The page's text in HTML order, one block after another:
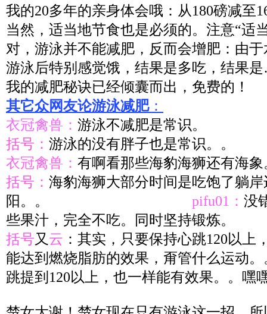
我的20多年的亲身体会哦：从180磅减至
当然，适当地节食也是必须的。注意“适
对，游泳并不能减肥，反而会增肥：由
游泳后特别感觉饿，结果是多吃，结果
我的减肥秘诀已经倾囊而出，免费的！
其它众网友论游泳减肥：
衣冠禽兽： 游泳不减肥是常识。
括号： 游泳的没有胖子也是常识。。
衣冠禽兽： 有啊看那些海豹海狮还有海象
括号： 海豹海狮大部分时间是吃饱了躺岸
阳。。 pifu01： 没
些果汁，完全不吃。同时坚持锻炼。
括号又 云 ：其实，只要保持心跳120以上
能达到燃烧脂肪的效果，甭管什么运动
跳提到120以上，也一样能有效果。。嘿